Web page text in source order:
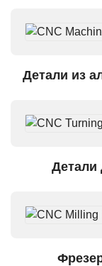
Детали из
Детали